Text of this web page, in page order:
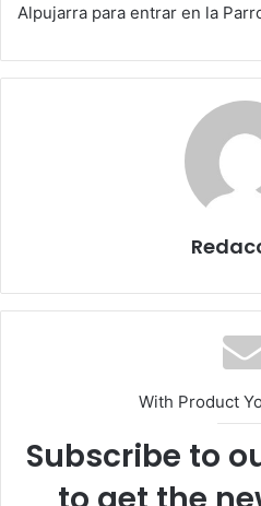
Alpujarra para entrar en la
With Product
Subscribe to